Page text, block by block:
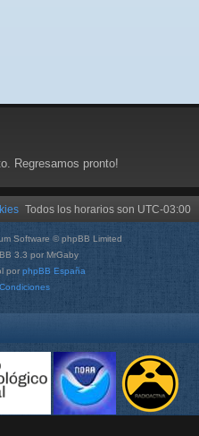
Regresamos pronto!
Todos los horarios son UTC-03:00
Software © phpBB Limited
3.3 por MrGaby
por phpBB España
Condiciones